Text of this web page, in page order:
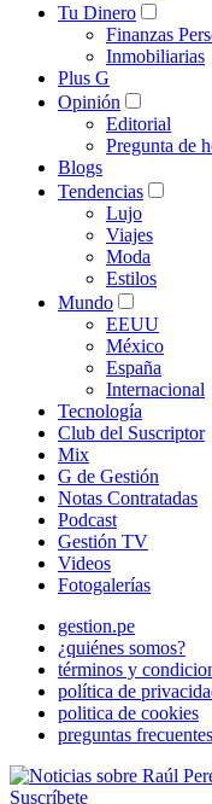
Tu Dinero
Finanzas
Inmobiliarias
Plus G
Opinión
Editorial
Pregunta de
Blogs
Tendencias
Lujo
Viajes
Moda
Estilos
Mundo
EEUU
México
España
Internacional
Tecnología
Club del Suscriptor
Mix
G de Gestión
Notas Contratadas
Podcast
Gestión TV
Videos
Fotogalerías
gestion.pe
¿quiénes somos?
términos y
política de
politica de cookies
preguntas frecuentes
Suscríbete